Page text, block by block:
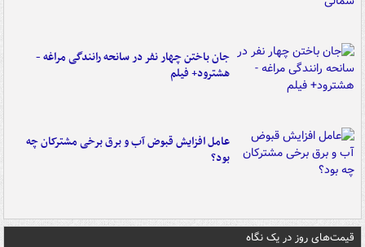
جان باختن چهار نفر در سانحه رانندگی مراغه -
هشترود+ فیلم
عامل افزایش قبوض آب و برق برخی مشترکان چه
بود؟
قیمت‌های روز در یک نگاه